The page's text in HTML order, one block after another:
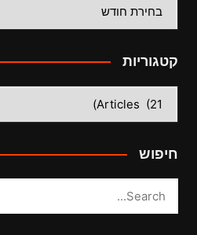
קטגוריות
חיפוש